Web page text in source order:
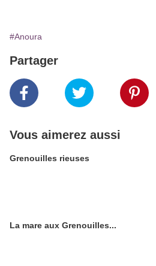
#Anoura
Partager
Vous aimerez aussi
Grenouilles rieuses
La mare aux Grenouilles...